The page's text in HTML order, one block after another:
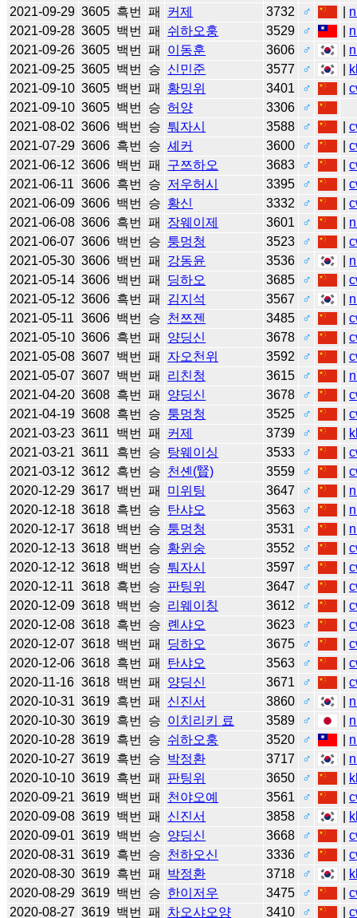
2021-09-29 3605 흑번 패 커제 3732 ♂
2021-09-28 3605 백번 패 쉬하오훙 3529 ♂
2021-09-26 3605 백번 패 이동훈 3606 ♂
2021-09-25 3605 백번 승 신민준 3577 ♂
2021-09-10 3605 백번 패 황밍위 3401 ♂ |
2021-09-10 3605 백번 승 허양 3306
♂
2021-08-02 3606 백번 승 퉈자시 3588 ♂ |
2021-07-29 3606 흑번 승 셰커 3600 ♂ |
2021-06-12 3606 백번 패 구쯔하오 3683 ♂ |
2021-06-11 3606 흑번 승 저우허시 3395 ♂ |
2021-06-09 3606 백번 승 황신 3332 ♂ |
2021-06-08 3606 흑번 패 장웨이제 3601 ♂
2021-06-07 3606 백번 승 퉁멍청 3523 ♂ |
2021-05-30 3606 백번 패 강동윤 3536 ♂
2021-05-14 3606 백번 패 딩하오 3685 ♂ |
2021-05-12 3606 흑번 패 김지석 3567 ♂
2021-05-11 3606 백번 승 천쯔젠 3485 ♂ |
2021-05-10 3606 흑번 패 양딩신 3678 ♂ |
2021-05-08 3607 백번 패 자오천위 3592 ♂ |
2021-05-07 3607 백번 패 리친청 3615 ♂
2021-04-20 3608 흑번 패 양딩신 3678 ♂ |
2021-04-19 3608 흑번 승 퉁멍청 3525 ♂ |
2021-03-23 3611 백번 패 커제 3739 ♂
2021-03-21 3611 흑번 승 탕웨이싱 3533 ♂ |
2021-03-12 3612 흑번 승 천셴(賢) 3559 ♂ |
2020-12-29 3617 백번 패 미위팅 3647 ♂
2020-12-18 3618 흑번 승 탄샤오 3563 ♂
2020-12-17 3618 백번 승 퉁멍청 3531 ♂
2020-12-13 3618 백번 승 황윈숭 3552 ♂ |
2020-12-12 3618 백번 승 퉈자시 3597 ♂ |
2020-12-11 3618 흑번 승 판팅위 3647 ♂ |
2020-12-09 3618 백번 승 리웨이칭 3612 ♂ |
2020-12-08 3618 흑번 승 롄샤오 3623 ♂ |
2020-12-07 3618 백번 패 딩하오 3675 ♂ |
2020-12-06 3618 흑번 패 탄샤오 3563 ♂ |
2020-11-16 3618 백번 패 양딩신 3671 ♂ |
2020-10-31 3619 흑번 패 신진서 3860 ♂
2020-10-30 3619 흑번 승 이치리키 료 3589 ♂
2020-10-28 3619 흑번 승 쉬하오훙 3520 ♂
2020-10-27 3619 흑번 승 박정환 3717 ♂
2020-10-10 3619 흑번 패 판팅위 3650 ♂
2020-09-21 3619 백번 패 천야오예 3561 ♂ |
2020-09-08 3619 백번 패 신진서 3858 ♂
2020-09-01 3619 백번 승 양딩신 3668 ♂ |
2020-08-31 3619 흑번 승 천하오신 3336 ♂ |
2020-08-30 3619 흑번 패 박정환 3718 ♂
2020-08-29 3619 백번 승 한이저우 3475 ♂ |
2020-08-27 3619 백번 패 차오샤오양 3410 ♂ |